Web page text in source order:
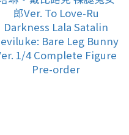
Bare Leg Bunny
Ver. 1/4
Complete Figure
Pre-order